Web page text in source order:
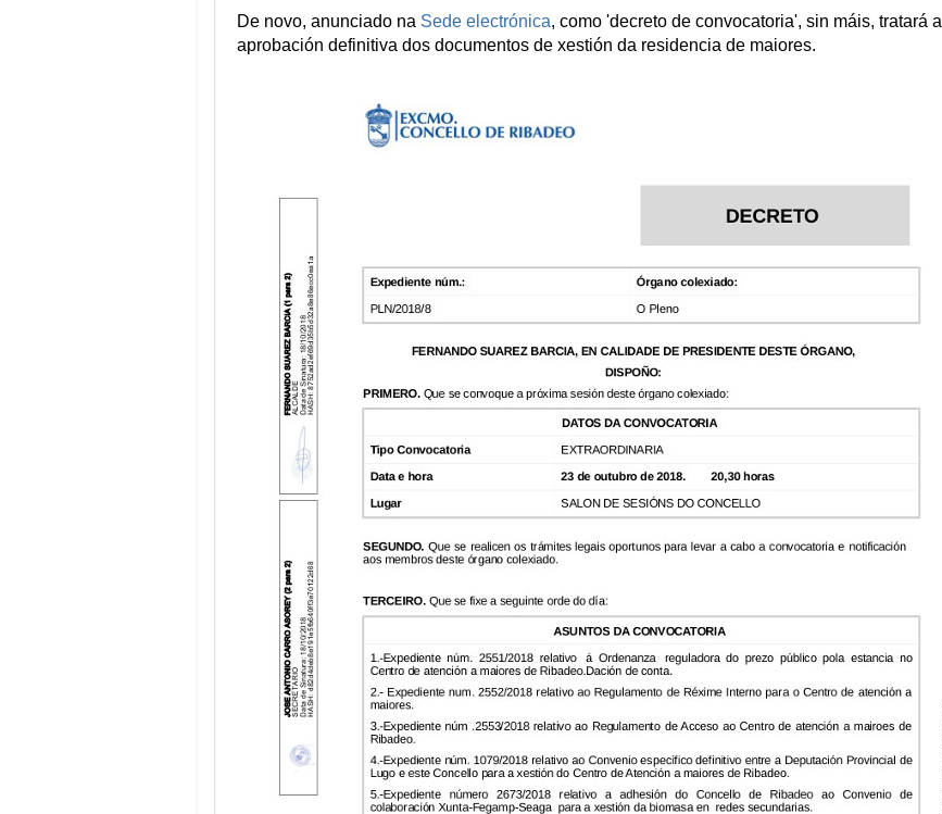
De novo, anunciado na Sede electrónica, como 'decreto de convocatoria', sin máis, tratará a
aprobación definitiva dos documentos de xestión da residencia de maiores.